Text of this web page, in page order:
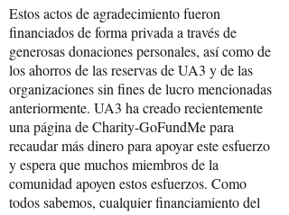
Estos actos de agradecimiento fueron
financiados de forma privada a través de
generosas donaciones personales, así como de
los ahorros de las reservas de UA3 y de las
organizaciones sin fines de lucro mencionadas
anteriormente. UA3 ha creado recientemente
una página de Charity-GoFundMe para
recaudar más dinero para apoyar este esfuerzo
y espera que muchos miembros de la
comunidad apoyen estos esfuerzos. Como
todos sabemos, cualquier financiamiento del